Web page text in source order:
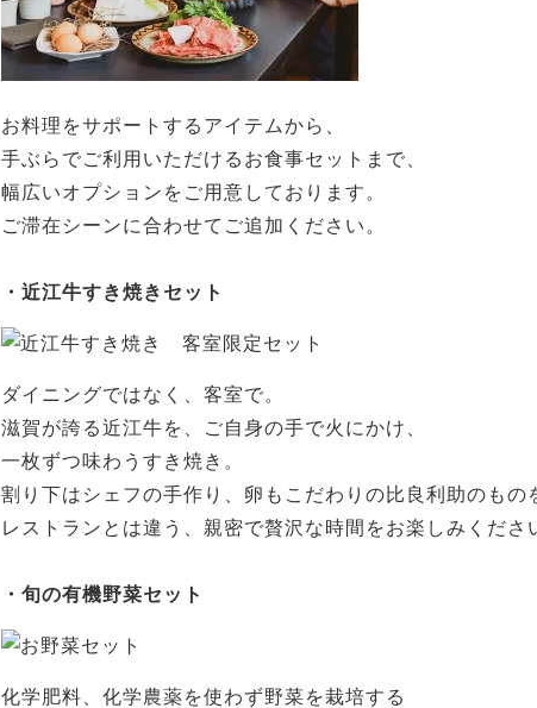
お料理をサポートするアイテムから、
手ぶらでご利用いただけるお食事セットまで、
幅広いオプションをご用意しております。
ご滞在シーンに合わせてご追加ください。
・近江牛すき焼きセット
ダイニングではなく、客室で。
滋賀が誇る近江牛を、ご自身の手で火にかけ、
一枚ずつ味わうすき焼き。
割り下はシェフの手作り、卵もこだわりの比良利助のもの
レストランとは違う、親密で贅沢な時間をお楽しみくださ
・旬の有機野菜セット
化学肥料、化学農薬を使わず野菜を栽培する